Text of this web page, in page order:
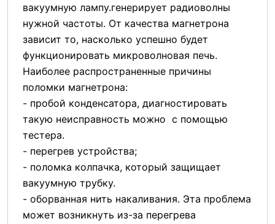
вакуумную лампу.генерирует радиоволны
нужной частоты. От качества магнетрона
зависит то, насколько успешно будет
функционировать микроволновая печь.
Наиболее распространенные причины
поломки магнетрона:
- пробой конденсатора, диагностировать
такую неисправность можно с помощью
тестера.
- перегрев устройства;
- поломка колпачка, который защищает
вакуумную трубку.
- оборванная нить накаливания. Эта проблема
может возникнуть из-за перегрева